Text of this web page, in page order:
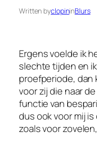
Written byclopininBlurs
Ergens voelde ik
slechte tijden en
proefperiode, dan
voor zij die naar
functie van
dus ook voor mij
zoals voor